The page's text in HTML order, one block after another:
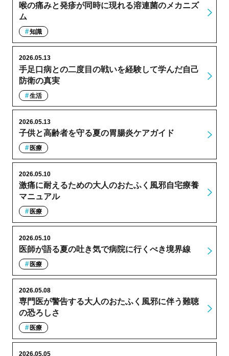
喉の痛みと発疹が同時に現れる溶連菌のメカニズ
ム
知識
手足口病との二度目の戦いを経験して学んだ自己
防衛の真実
2026.05.13
生活
子供と高齢者を守る夏の胃腸炎ケアガイド
2026.05.13
医療
激痛に耐えるための大人のおたふく風邪自宅療養
マニュアル
2026.05.10
医療
医師が語る夏の吐き気で病院に行くべき境界線
2026.05.10
医療
専門医が警告する大人のおたふく風邪に伴う難聴
の恐ろしさ
2026.05.08
医療
2026.05.05